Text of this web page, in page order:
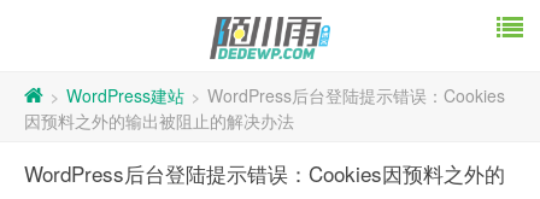
> WordPress建站 > WordPress后台登陆提示错误：Cookies
因预料之外的输出被阻止的解决办法
WordPress后台登陆提示错误：Cookies因预料之外的